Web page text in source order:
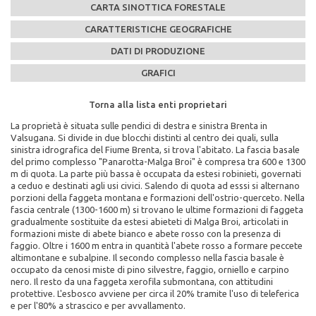
CARTA SINOTTICA FORESTALE
CARATTERISTICHE GEOGRAFICHE
DATI DI PRODUZIONE
GRAFICI
Torna alla lista enti proprietari
La proprietà è situata sulle pendici di destra e sinistra Brenta in
Valsugana. Si divide in due blocchi distinti al centro dei quali, sulla
sinistra idrografica del Fiume Brenta, si trova l'abitato. La fascia basale
del primo complesso "Panarotta-Malga Broi" è compresa tra 600 e 1300
m di quota. La parte più bassa è occupata da estesi robinieti, governati
a ceduo e destinati agli usi civici. Salendo di quota ad esssi si alternano
porzioni della faggeta montana e formazioni dell'ostrio-querceto. Nella
fascia centrale (1300-1600 m) si trovano le ultime formazioni di faggeta
gradualmente sostituite da estesi abieteti di Malga Broi, articolati in
formazioni miste di abete bianco e abete rosso con la presenza di
faggio. Oltre i 1600 m entra in quantità l'abete rosso a formare peccete
altimontane e subalpine. Il secondo complesso nella fascia basale è
occupato da cenosi miste di pino silvestre, faggio, orniello e carpino
nero. Il resto da una faggeta xerofila submontana, con attitudini
protettive. L'esbosco avviene per circa il 20% tramite l'uso di teleferica
e per l'80% a strascico e per avvallamento.
Torna alla lista enti proprietari
Scarica la mappa sinottica forestale del comune di
Comune di Novaledo
cliccando qui
Torna alla lista enti proprietari
Caratteristiche Stazionali:
Altitudine Minima: 430
Altitudine Massima: 1740
Altitudine Prevalente: 1138
Esposizione: sud
Caratteristiche Geologiche:
Substrato Geologico: filladi, fillade porfido
Torna alla lista enti proprietari
PEFC n°:
Scadenza del piano di assestamento:
2001-2010
Superficie di proprietà totale (in ettari):
446
Superficie della fustaia di produzione (in ettari):
140
Composizione specie principali (in %):
abete rosso 67% abete bianco 4% larice 6% pino silvestre 3% faggio
18% altre latifoglie 2%
Torna alla lista enti proprietari
Massa legnosa ad ettaro: